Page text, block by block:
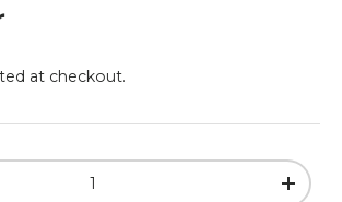
at checkout.